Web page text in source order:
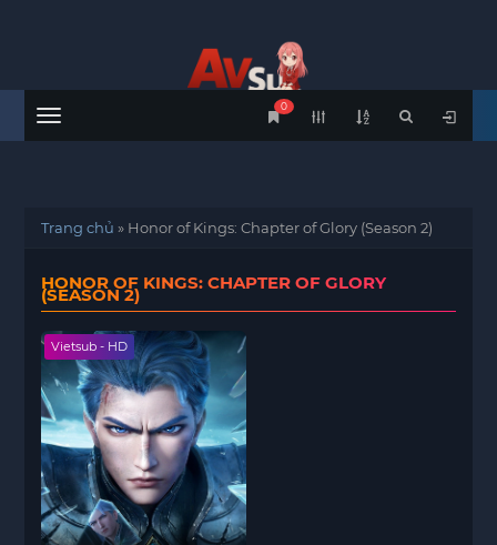
Menu
0
Trang chủ » Honor of Kings: Chapter of Glory (Season 2)
HONOR OF KINGS: CHAPTER OF GLORY
(SEASON 2)
Vietsub - HD